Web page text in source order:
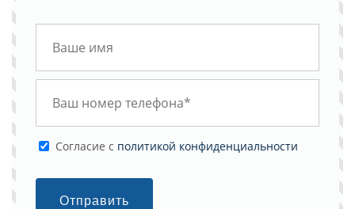
Cогласие с политикой конфиденциальности
Отправить